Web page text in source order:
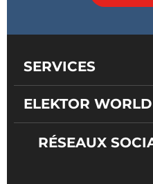
SERVICES
ELEKTOR WORLD
RÉSEAUX